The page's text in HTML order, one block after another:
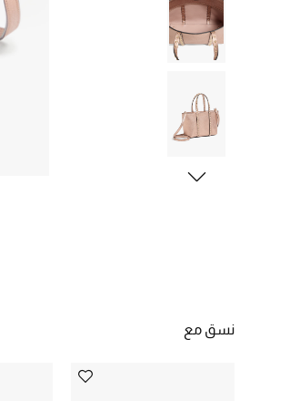
نسق مع